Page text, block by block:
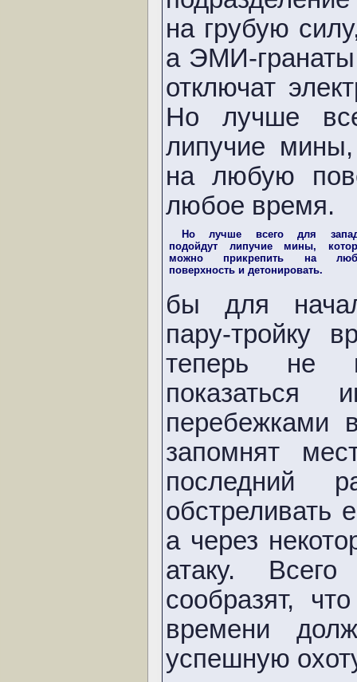
на грубую
а ЭМИ-гранаты
отключат
Но лучше
липучие
на любую
любое время.
Но лучше всего для
подойдут липучие мины,
можно прикрепить на
поверхность и детонировать.
бы для
пару-тройку
теперь не
показаться
перебежками
запомнят
последний
обстреливать
а через
атаку.
сообразят,
времени
успешную